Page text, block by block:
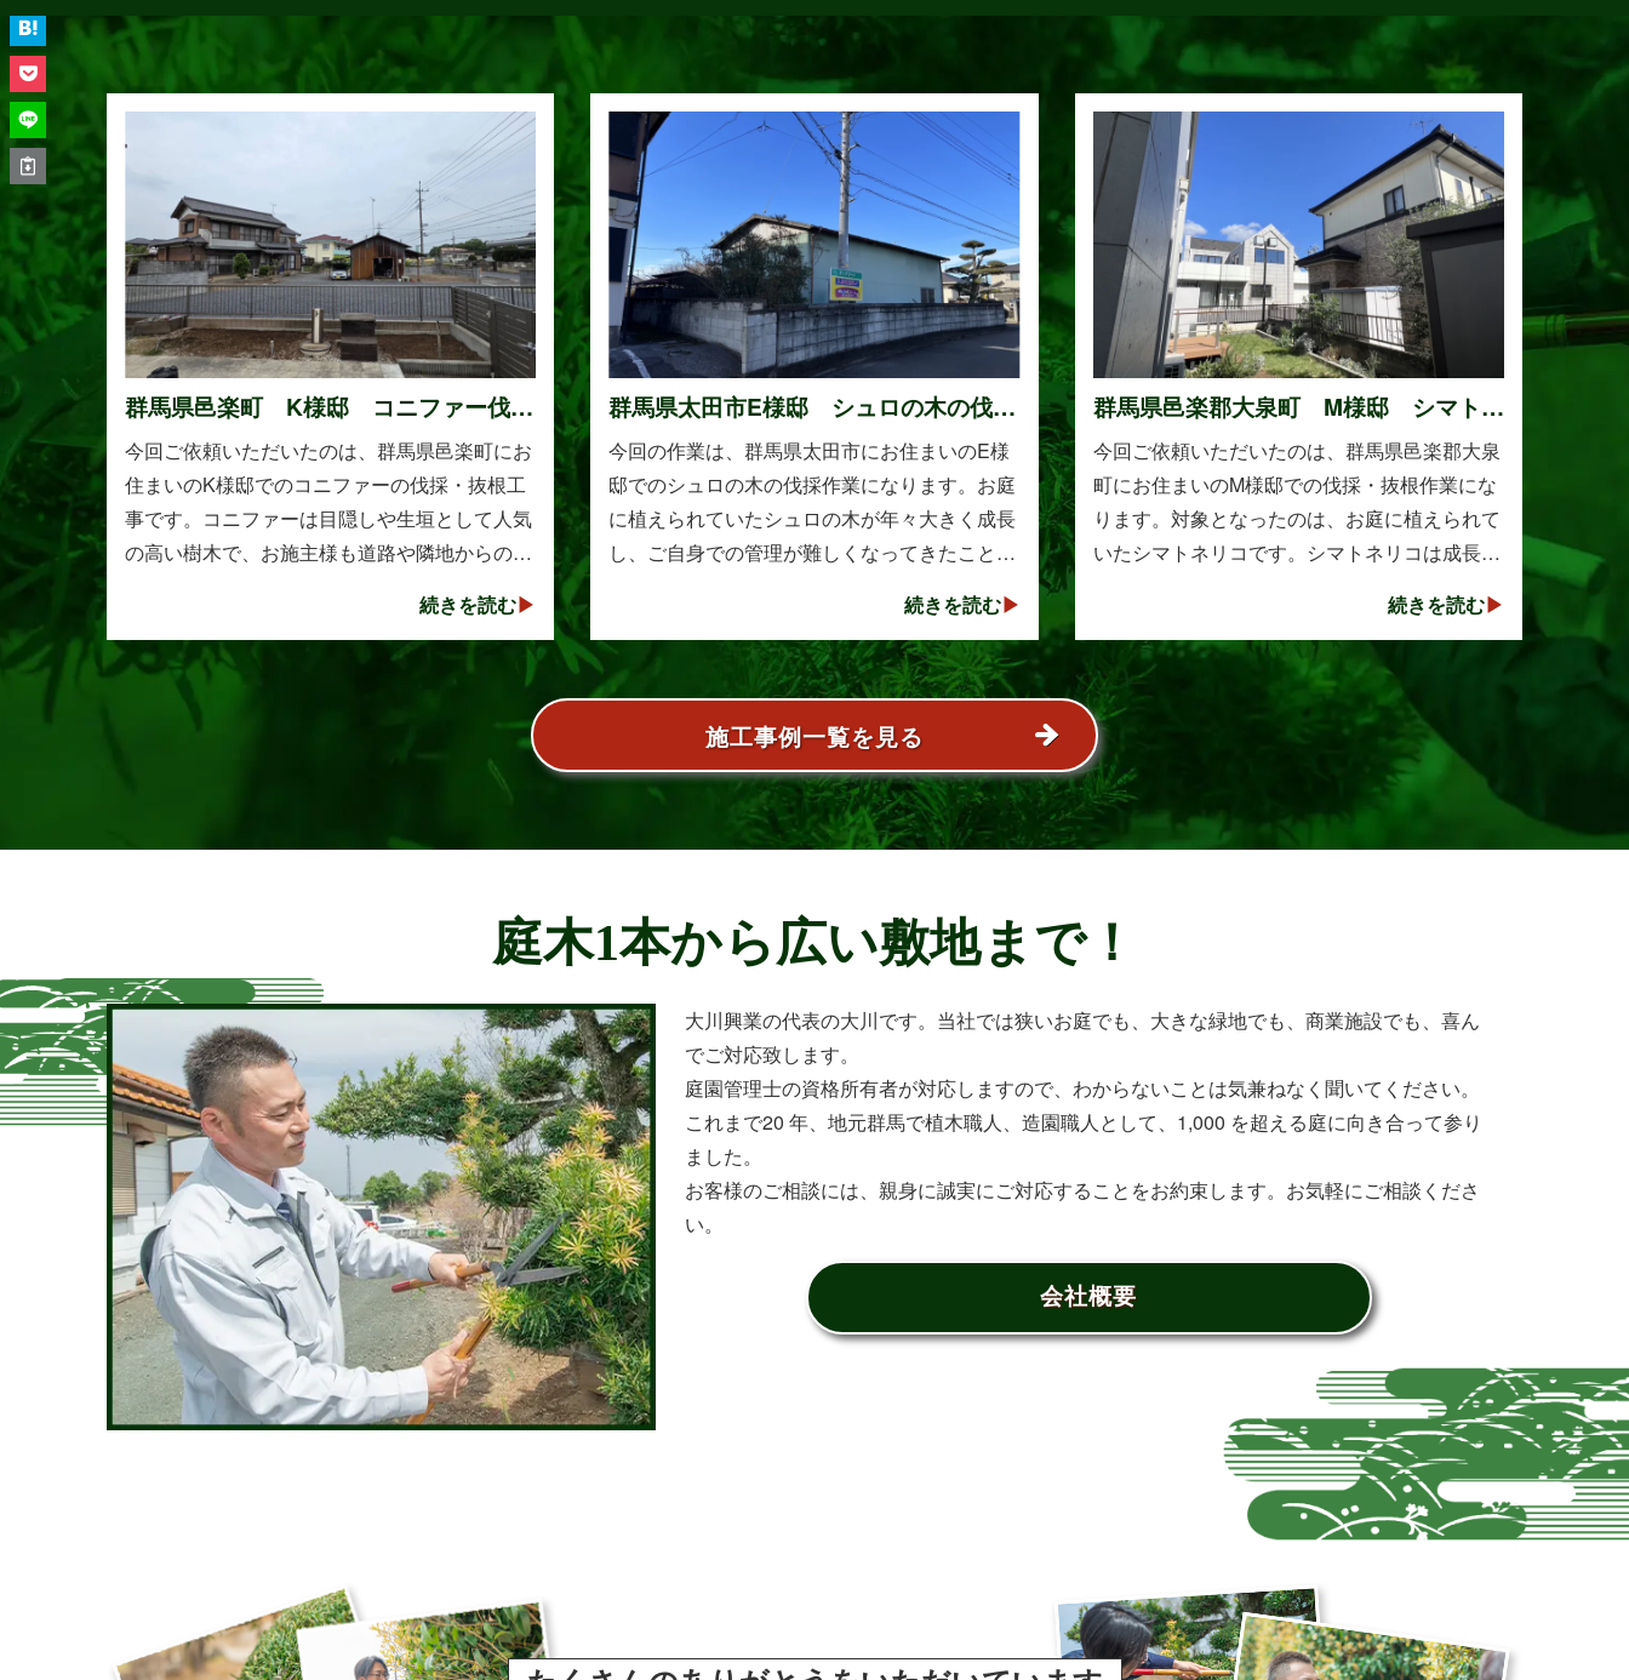
群馬県邑楽町 K様邸 コニファー伐
採・抜根工事
今回ご依頼いただいたのは、群馬県邑楽町にお
住まいのK様邸でのコニファーの伐採・抜根工
事です。コニファーは目隠しや生垣として人気
の高い樹木で、お施主様も道路や隣地からの視
年数の経過とともに想像以上に大きく成長し、
枝葉が･･･
続きを読む
群馬県太田市E様邸 シュロの木の伐採
作業
今回の作業は、群馬県太田市にお住まいのE様
邸でのシュロの木の伐採作業になります。お庭
に植えられていたシュロの木が年々大きく成長
し、ご自身での管理が難しくなってきたことか
てやすい樹木として知られていますが、一度大
きくな･･･
続きを読む
群馬県邑楽郡大泉町 M様邸 シマトネ
リコの伐採と抜根作業
今回ご依頼いただいたのは、群馬県邑楽郡大泉
町にお住まいのM様邸での伐採・抜根作業にな
ります。対象となったのは、お庭に植えられて
いたシマトネリコです。シマトネリコは成長が
的な剪定を行わないと枝葉が大きく広がり、お
庭の管･･･
続きを読む
施工事例一覧を見る
庭木1本から広い敷地まで！
大川興業の代表の大川です。当社では狭いお庭でも、大きな緑地でも、商業施設でも、喜ん
でご対応致します。
庭園管理士の資格所有者が対応しますので、わからないことは気兼ねなく聞いてください。
これまで20 年、地元群馬で植木職人、造園職人として、1,000 を超える庭に向き合って参り
ました。
お客様のご相談には、親身に誠実にご対応することをお約束します。お気軽にご相談くださ
い。
会社概要